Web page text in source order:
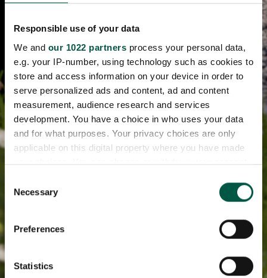
Responsible use of your data
We and our 1022 partners process your personal data,
e.g. your IP-number, using technology such as cookies to
store and access information on your device in order to
serve personalized ads and content, ad and content
measurement, audience research and services
development. You have a choice in who uses your data
and for what purposes. Your privacy choices are only
applicable on this digital property where you have made
your choices. You can change or withdraw your consent
the Privacy trigger icon.
Collect information about your geographical
meters
Selection
Necessary
Preferences
Statistics